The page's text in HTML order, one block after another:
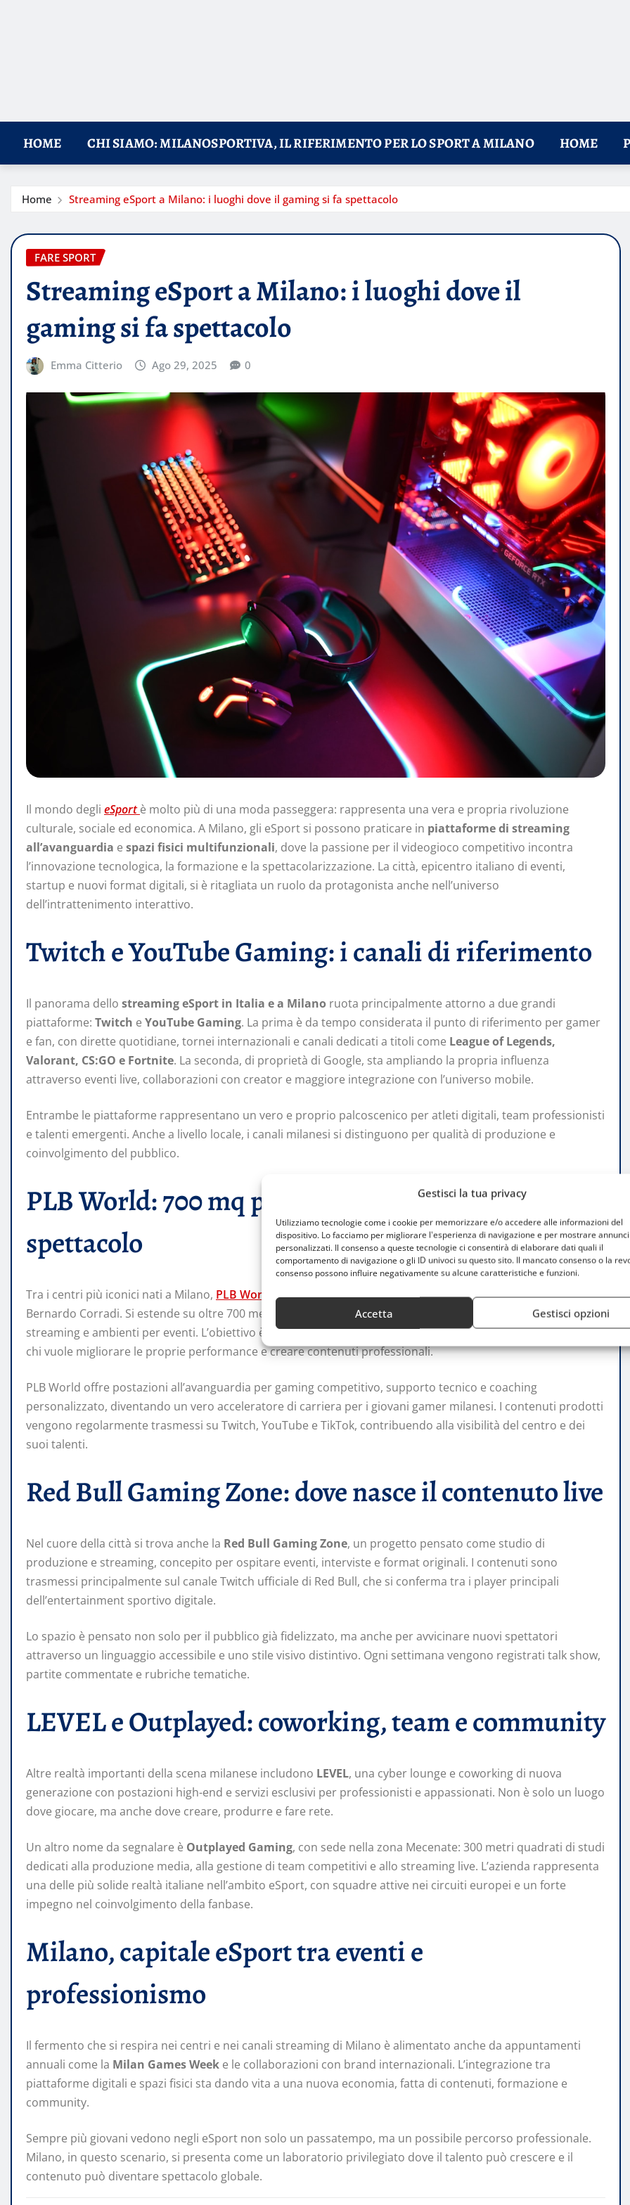
Gestisci la tua privacy
Utilizziamo tecnologie come i cookie per memorizzare e/o accedere alle informazioni del
dispositivo. Lo facciamo per migliorare l'esperienza di navigazione e per mostrare
personalizzati. Il consenso a queste tecnologie ci consentirà di elaborare dati quali il
comportamento di navigazione o gli ID univoci su questo sito. Il mancato consenso o la
consenso possono influire negativamente su alcune caratteristiche e funzioni.
Accetta Gestisci opzioni
HOME CHI SIAMO: MILANOSPORTIVA, IL RIFERIMENTO PER LO SPORT A MILANO HOME
Home Streaming eSport a Milano: i luoghi dove il gaming si fa spettacolo
FARE SPORT
Streaming eSport a Milano: i luoghi dove il
gaming si fa spettacolo
Emma Citterio Ago 29, 2025 0
Il mondo degli eSportè molto più di una moda passeggera: rappresenta una vera e propria rivoluzione
culturale, sociale ed economica. A Milano, gli eSport si possono praticare in piattaforme di streaming
all’avanguardia e spazi fisici multifunzionali, dove la passione per il videogioco competitivo incontra
l’innovazione tecnologica, la formazione e la spettacolarizzazione. La città, epicentro italiano di eventi,
startup e nuovi format digitali, si è ritagliata un ruolo da protagonista anche nell’universo
dell’intrattenimento interattivo.
Twitch e YouTube Gaming: i canali di riferimento
Il panorama dello streaming eSport in Italia e a Milano ruota principalmente attorno a due grandi
piattaforme: Twitch e YouTube Gaming. La prima è da tempo considerata il punto di riferimento per gamer
e fan, con dirette quotidiane, tornei internazionali e canali dedicati a titoli come League of Legends,
Valorant, CS:GO e Fortnite. La seconda, di proprietà di Google, sta ampliando la propria influenza
attraverso eventi live, collaborazioni con creator e maggiore integrazione con l’universo mobile.
Entrambe le piattaforme rappresentano un vero e proprio palcoscenico per atleti digitali, team professionisti
e talenti emergenti. Anche a livello locale, i canali milanesi si distinguono per qualità di produzione e
coinvolgimento del pubblico.
PLB World: 700 mq per l’allenamento e lo
spettacolo
Tra i centri più iconici nati a Milano, PLB World
è un hub eSportivo inaugurato su iniziativa di Christian Vieri e
Bernardo Corradi. Si estende su oltre 700 metri quadrati e combina aree gaming, simulatori di guida, sale
streaming e ambienti per eventi. L’obiettivo è quello di educare e intrattenere: un punto di riferimento per
chi vuole migliorare le proprie performance e creare contenuti professionali.
PLB World offre postazioni all’avanguardia per gaming competitivo, supporto tecnico e coaching
personalizzato, diventando un vero acceleratore di carriera per i giovani gamer milanesi. I contenuti prodotti
vengono regolarmente trasmessi su Twitch, YouTube e TikTok, contribuendo alla visibilità del centro e dei
suoi talenti.
Red Bull Gaming Zone: dove nasce il contenuto live
Nel cuore della città si trova anche la Red Bull Gaming Zone, un progetto pensato come studio di
produzione e streaming, concepito per ospitare eventi, interviste e format originali. I contenuti sono
trasmessi principalmente sul canale Twitch ufficiale di Red Bull, che si conferma tra i player principali
dell’entertainment sportivo digitale.
Lo spazio è pensato non solo per il pubblico già fidelizzato, ma anche per avvicinare nuovi spettatori
attraverso un linguaggio accessibile e uno stile visivo distintivo. Ogni settimana vengono registrati talk show,
partite commentate e rubriche tematiche.
LEVEL e Outplayed: coworking, team e community
Altre realtà importanti della scena milanese includono LEVEL, una cyber lounge e coworking di nuova
generazione con postazioni high-end e servizi esclusivi per professionisti e appassionati. Non è solo un luogo
dove giocare, ma anche dove creare, produrre e fare rete.
Un altro nome da segnalare è Outplayed Gaming, con sede nella zona Mecenate: 300 metri quadrati di studi
dedicati alla produzione media, alla gestione di team competitivi e allo streaming live. L’azienda rappresenta
una delle più solide realtà italiane nell’ambito eSport, con squadre attive nei circuiti europei e un forte
impegno nel coinvolgimento della fanbase.
Milano, capitale eSport tra eventi e
professionismo
Il fermento che si respira nei centri e nei canali streaming di Milano è alimentato anche da appuntamenti
annuali come la Milan Games Week e le collaborazioni con brand internazionali. L’integrazione tra
piattaforme digitali e spazi fisici sta dando vita a una nuova economia, fatta di contenuti, formazione e
community.
Sempre più giovani vedono negli eSport non solo un passatempo, ma un possibile percorso professionale.
Milano, in questo scenario, si presenta come un laboratorio privilegiato dove il talento può crescere e il
contenuto può diventare spettacolo globale.